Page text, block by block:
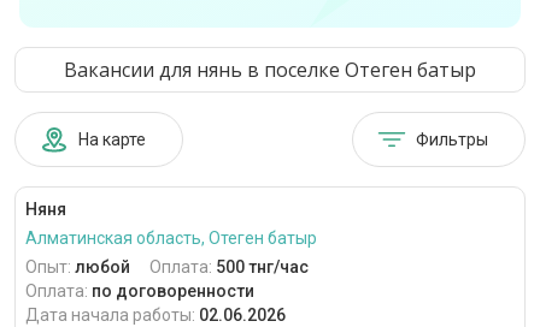
Вакансии для нянь в поселке Отеген батыр
На карте Фильтры
Няня
Алматинская область, Отеген батыр
Опыт: любой Оплата: 500 тнг/час
Оплата: по договоренности
Дата начала работы: 02.06.2026